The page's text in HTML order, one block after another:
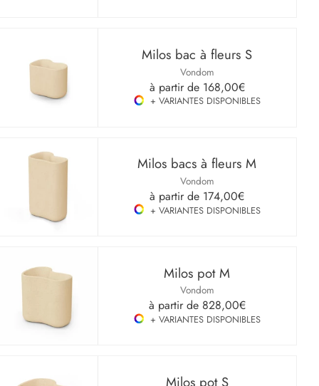
Milos bac à fleurs S
Vondom
à partir de 168,00€
+ VARIANTES DISPONIBLES
Milos bacs à fleurs M
Vondom
à partir de 174,00€
+ VARIANTES DISPONIBLES
Milos pot M
Vondom
à partir de 828,00€
+ VARIANTES DISPONIBLES
Milos pot S